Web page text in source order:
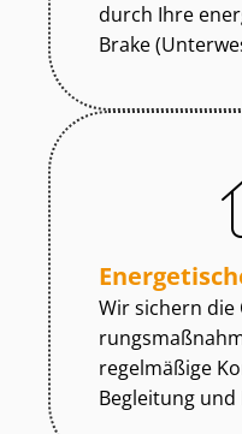
durch Ihre
Brake
Wir sichern
regelmäßige
Begleitung